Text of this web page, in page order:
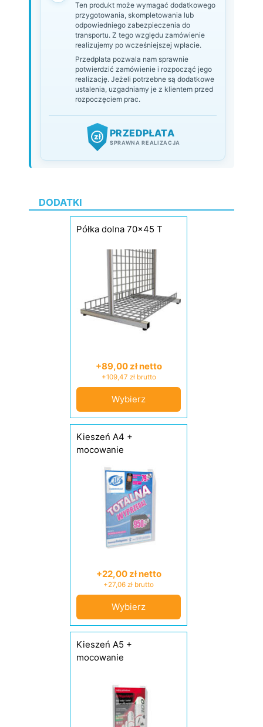
Ten produkt może wymagać dodatkowego
przygotowania, skompletowania lub
odpowiedniego zabezpieczenia do
transportu. Z tego względu zamówienie
realizujemy po wcześniejszej wpłacie.
Przedpłata pozwala nam sprawnie
potwierdzić zamówienie i rozpocząć jego
realizację. Jeżeli potrzebne są dodatkowe
ustalenia, uzgadniamy je z klientem przed
rozpoczęciem prac.
zł PRZEDPŁATA
SPRAWNA REALIZACJA
DODATKI
Półka dolna 70x45 T
+89,00 zł netto
+109,47 zł brutto
Wybierz
Kieszeń A4 +
mocowanie
+22,00 zł netto
+27,06 zł brutto
Wybierz
Kieszeń A5 +
mocowanie